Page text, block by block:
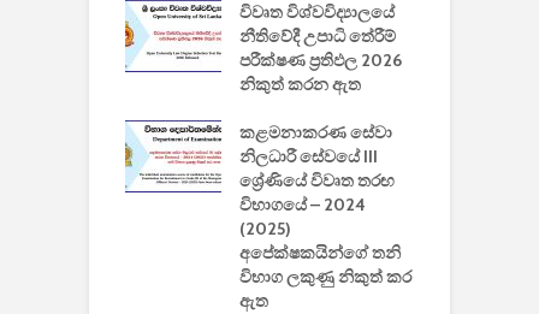
විවෘත විශ්වවිද්‍යාලයේ
නීතිවේදී උපාධි තේරීම්
පරීක්ෂණ ප්‍රතිඵල 2026
නිකුත් කරන ඇත
කළමනාකරණ සේවා
නිලධාරී සේවයේ III
ශ්‍රේණියේ විවෘත තරඟ
විභාගයේ – 2024
(2025)
අපේක්ෂකයින්ගේ තනි
විභාග ලකුණු නිකුත් කර
ඇත